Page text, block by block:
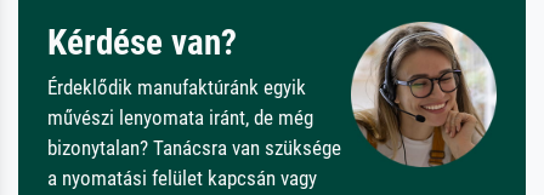
Kérdése van?
Érdeklődik manufaktúránk egyik
művészi lenyomata iránt, de még
bizonytalan? Tanácsra van szüksége
a nyomatási felület kapcsán vagy